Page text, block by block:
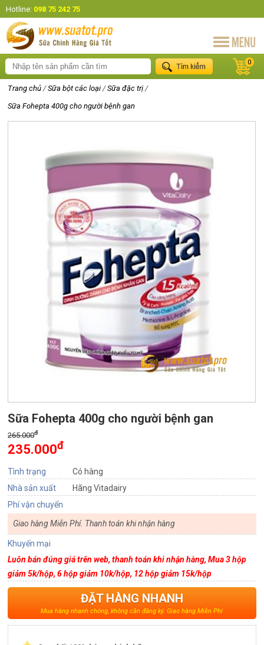
Hotline: 098 75 242 75
0
Trang chủ / Sữa bột các loại / Sữa đặc trị /
Sữa Fohepta 400g cho người bệnh gan
Sữa Fohepta 400g cho người bệnh gan
265.000đ
235.000đ
Tình trạng
Có hàng
Nhà sản xuất
Hãng Vitadairy
Phí vận chuyển
Giao hàng Miễn Phí. Thanh toán khi nhận hàng
Khuyến mại
Luôn bán đúng giá trên web, thanh toán khi nhận hàng, Mua 3 hộp
giảm 5k/hộp, 6 hộp giảm 10k/hộp, 12 hộp giảm 15k/hộp
ĐẶT HÀNG NHANH
Mua hàng nhanh chóng, không cần đăng ký. Giao hàng Miễn Phí